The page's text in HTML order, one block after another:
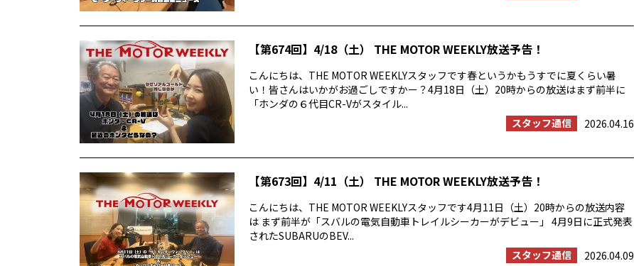
【第674回】4/18（土） THE MOTOR WEEKLY放送予告！
こんにちは、THE MOTOR WEEKLYスタッフです春というかもうすでに夏くらい暑
い！皆さんはいかがお過ごしですかー？4月18日（土）20時からの放送はまず前半に
「ホンダの６代目CR-Vがスタイル...
スタッフ通信
2026.04.16
【第673回】4/11（土） THE MOTOR WEEKLY放送予告！
こんにちは、THE MOTOR WEEKLYスタッフです4月11日（土）20時からの放送内容
は まず前半が「スバルの電気自動車トレイルシーカーがデビュー」 4月9日に正式発表
されたSUBARUのBEV...
スタッフ通信
2026.04.09